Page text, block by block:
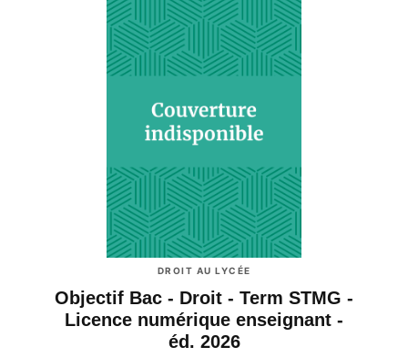
DROIT AU LYCÉE
Objectif Bac - Droit - Term STMG -
Licence numérique enseignant -
éd. 2026